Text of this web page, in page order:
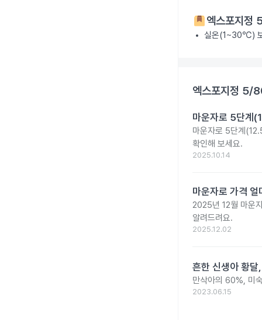
엑스포지
실온(1~30℃)
엑스포지정 5/
마운자로 5단계
마운자로 5단계
확인해 보세요.
2025.10.14
마운자로 가격
2025년 12월 마운
알려드려요.
2025.12.02
흔한 신생아 황
만삭아의 60%, 미
2023.06.15